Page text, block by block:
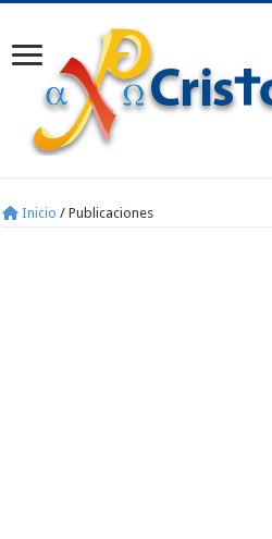
Inicio / Publicaciones